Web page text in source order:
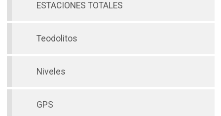
ESTACIONES TOTALES
Teodolitos
Niveles
GPS